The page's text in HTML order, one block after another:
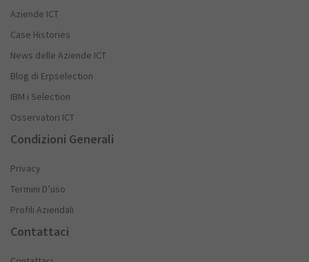
Aziende ICT
Case Histories
News delle Aziende ICT
Blog di Erpselection
IBM i Selection
Osservatori ICT
Condizioni Generali
Privacy
Termini D’uso
Profili Aziendali
Contattaci